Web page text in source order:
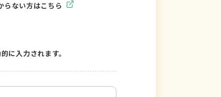
らない方はこちら
に入力されます。